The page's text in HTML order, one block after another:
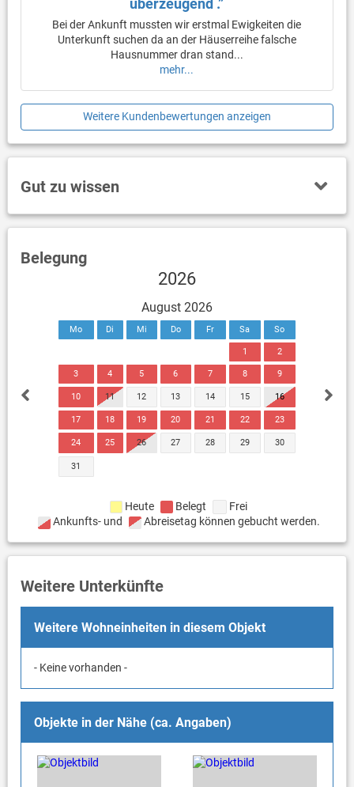
überzeugend .”
Bei der Ankunft mussten wir erstmal Ewigkeiten die
Unterkunft suchen da an der Häuserreihe falsche
Hausnummer dran stand...
mehr...
Weitere Kundenbewertungen anzeigen
Gut zu wissen
Belegung
2026
August 2026
Mo Di Mi Do Fr Sa So
1 2
3 4 5 6 7 8 9
10 11 12 13 14 15 16
17 18 19 20 21 22 23
24 25 26 27 28 29 30
31
Heute Belegt
Frei
Ankunfts- und
Abreisetag können gebucht werden.
Weitere Unterkünfte
Weitere Wohneinheiten in diesem Objekt
- Keine vorhanden -
Objekte in der Nähe (ca. Angaben)